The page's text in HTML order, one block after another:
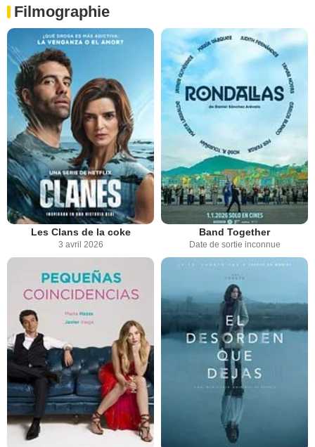
Filmographie
Les Clans de la coke
3 avril 2026
Band Together
Date de sortie inconnue